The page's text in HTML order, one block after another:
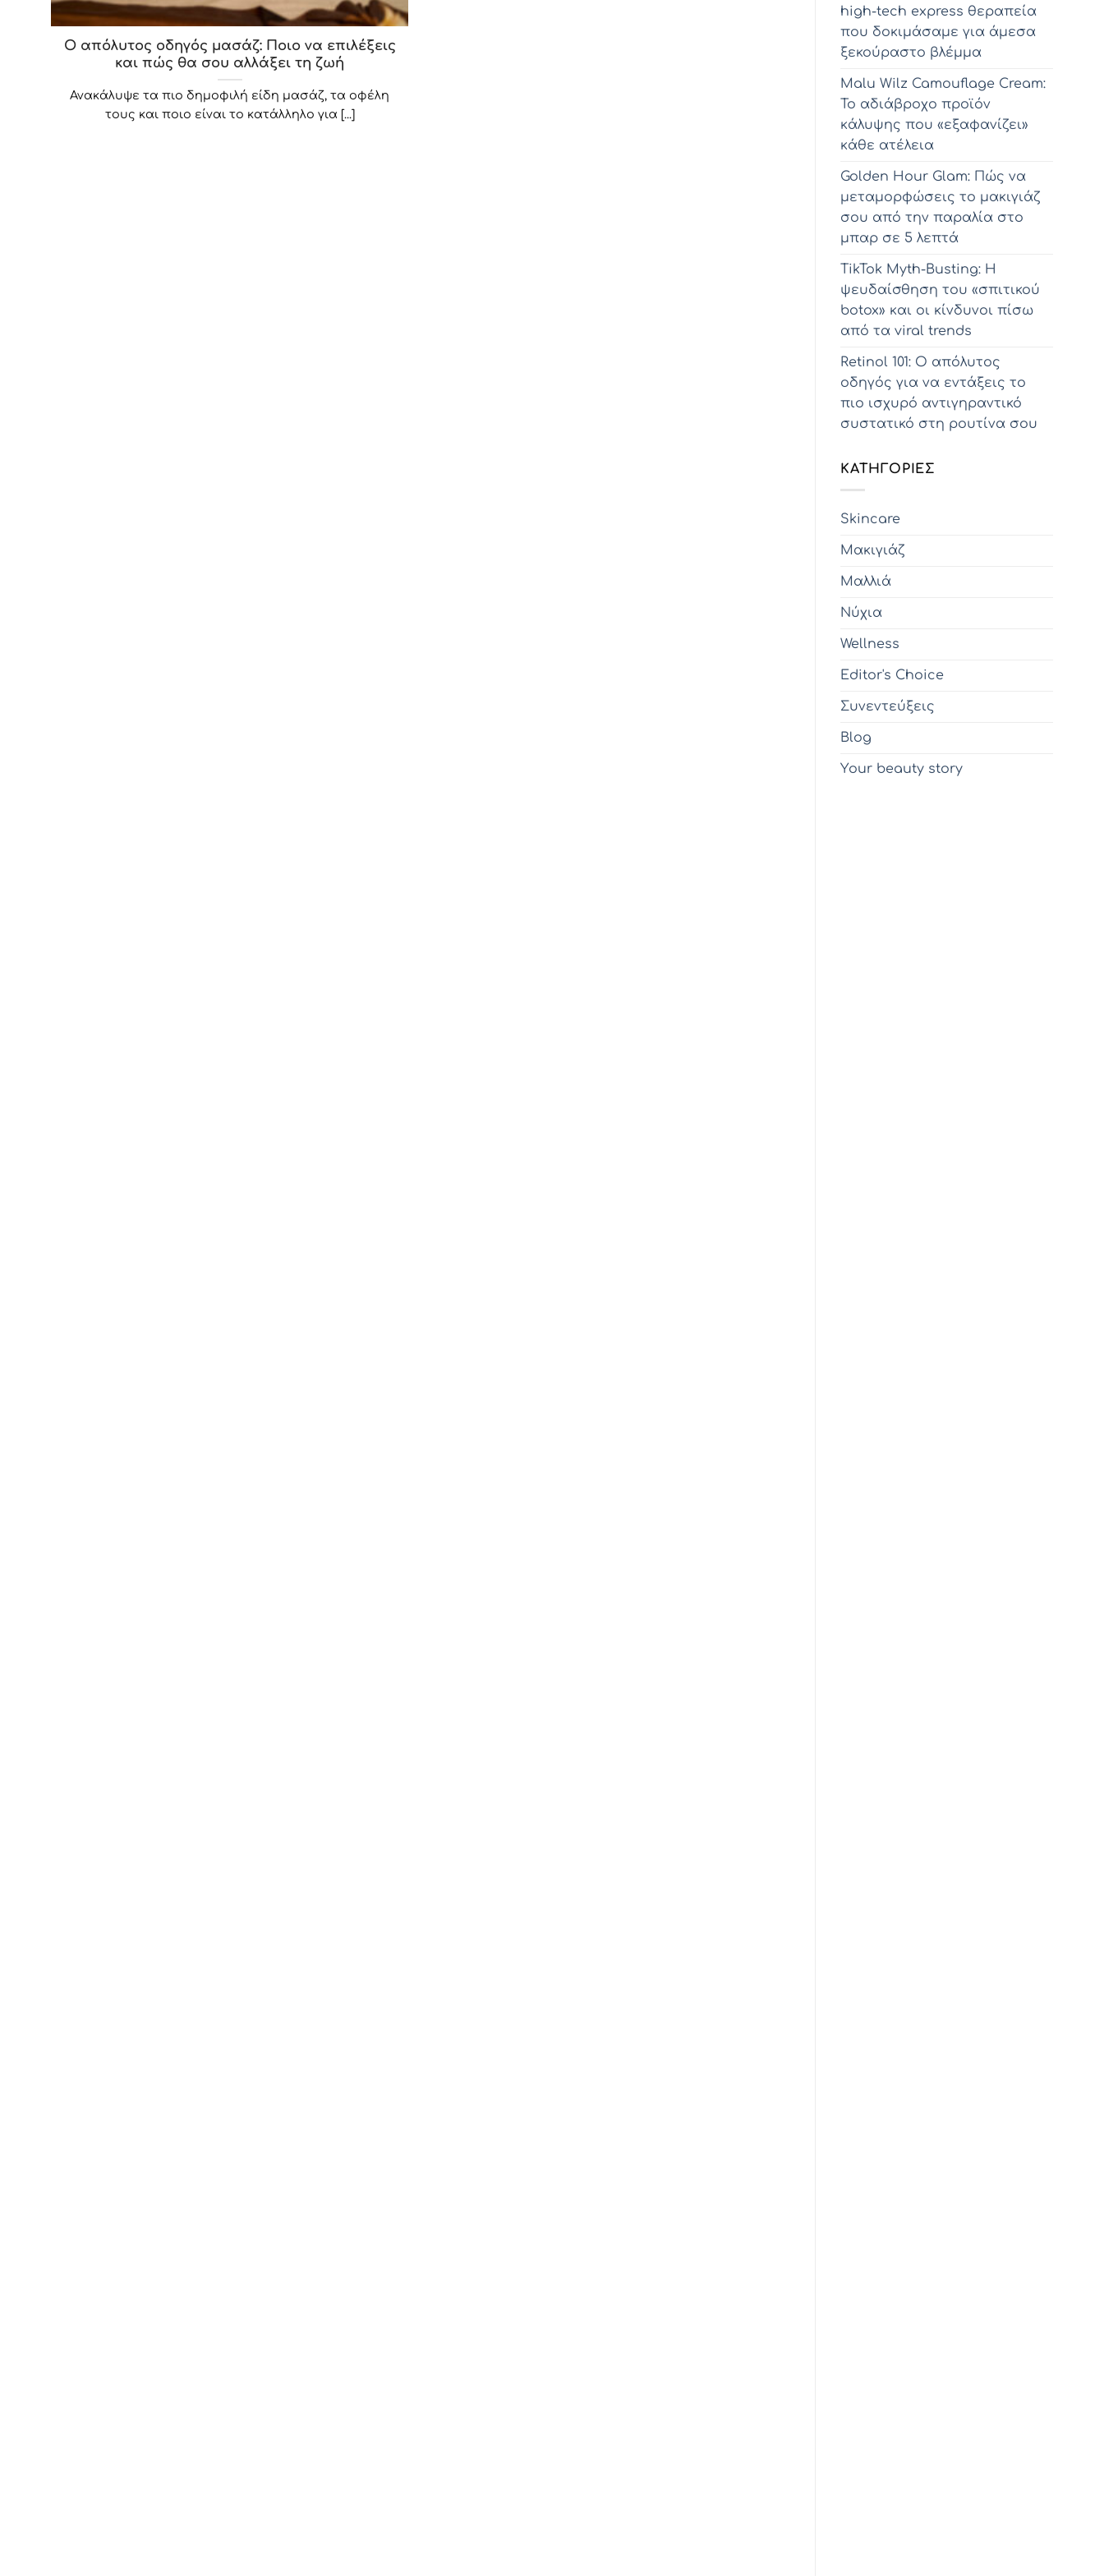
Ο απόλυτος οδηγός μασάζ: Ποιο να επιλέξεις
και πώς θα σου αλλάξει τη ζωή
Ανακάλυψε τα πιο δημοφιλή είδη μασάζ, τα οφέλη
τους και ποιο είναι το κατάλληλο για [...]
high-tech express θεραπεία
που δοκιμάσαμε για άμεσα
ξεκούραστο βλέμμα
Malu Wilz Camouflage Cream:
Το αδιάβροχο προϊόν
κάλυψης που «εξαφανίζει»
κάθε ατέλεια
Golden Hour Glam: Πώς να
μεταμορφώσεις το μακιγιάζ
σου από την παραλία στο
μπαρ σε 5 λεπτά
TikTok Myth-Busting: Η
ψευδαίσθηση του «σπιτικού
botox» και οι κίνδυνοι πίσω
από τα viral trends
Retinol 101: Ο απόλυτος
οδηγός για να εντάξεις το
πιο ισχυρό αντιγηραντικό
συστατικό στη ρουτίνα σου
KΑΤΗΓΟΡΊΕΣ
Skincare
Μακιγιάζ
Μαλλιά
Νύχια
Wellness
Editor's Choice
Συνεντεύξεις
Blog
Υour beauty story